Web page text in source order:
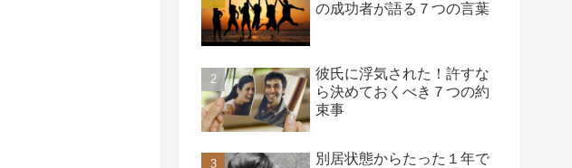
の成功者が語る７つの言葉
彼氏に浮気された！許すな
ら決めておくべき７つの約
束事
別居状態からたった１年で